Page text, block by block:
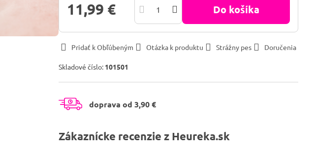
11,99 € Do košíka
Pridať k Obľúbeným Otázka k produktu Strážny pes Doručenia
Skladové číslo: 101501
doprava od 3,90 €
Zákaznícke recenzie z Heureka.sk